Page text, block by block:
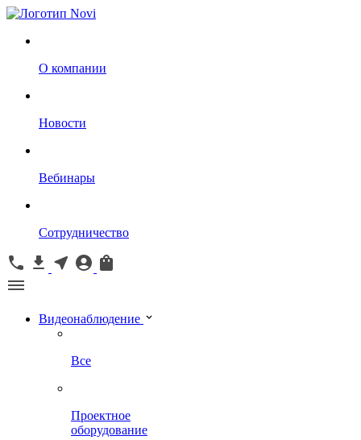
О компании
Новости
Вебинары
Сотрудничество
Видеонаблюдение
Все
Проектное
оборудование